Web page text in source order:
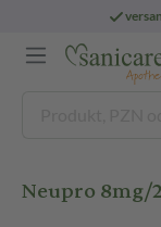
Neupro 8mg/